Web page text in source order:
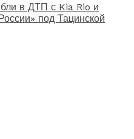
в ДТП с Kia Rio и
под Тацинской